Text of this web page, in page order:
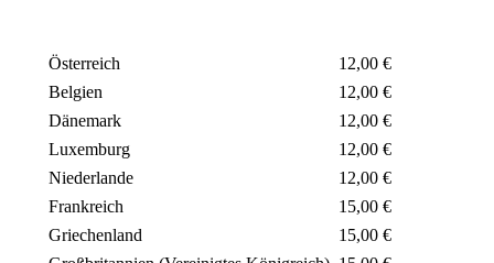
Österreich
12,00 €
Belgien
12,00 €
Dänemark
12,00 €
Luxemburg
12,00 €
Niederlande
12,00 €
Frankreich
15,00 €
Griechenland
15,00 €